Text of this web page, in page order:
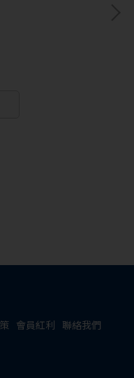
會員紅利 聯絡我們